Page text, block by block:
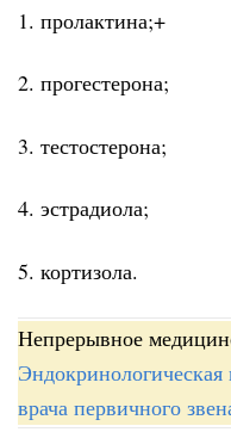
1. пролактина;+
2. прогестерона;
3. тестостерона;
4. эстрадиола;
5. кортизола.
Непрерывное
врача первичного